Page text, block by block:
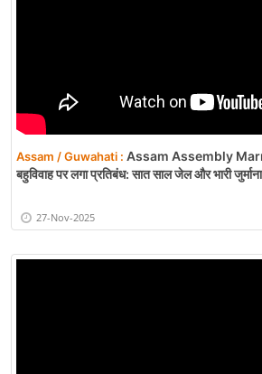
Assam / Guwahati : Assam Assembly
बहुविवाह पर लगा प्रतिबंध: सात साल जेल और भारी जुर्माना
27-Nov-2025